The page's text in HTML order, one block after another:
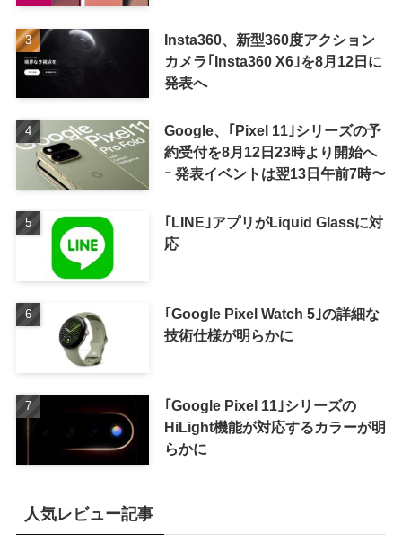
Insta360、新型360度アクション
カメラ｢Insta360 X6｣を8月12日に
発表へ
Google、｢Pixel 11｣シリーズの予
約受付を8月12日23時より開始へ
ｰ 発表イベントは翌13日午前7時〜
｢LINE｣アプリがLiquid Glassに対
応
｢Google Pixel Watch 5｣の詳細な
技術仕様が明らかに
｢Google Pixel 11｣シリーズの
HiLight機能が対応するカラーが明
らかに
人気レビュー記事